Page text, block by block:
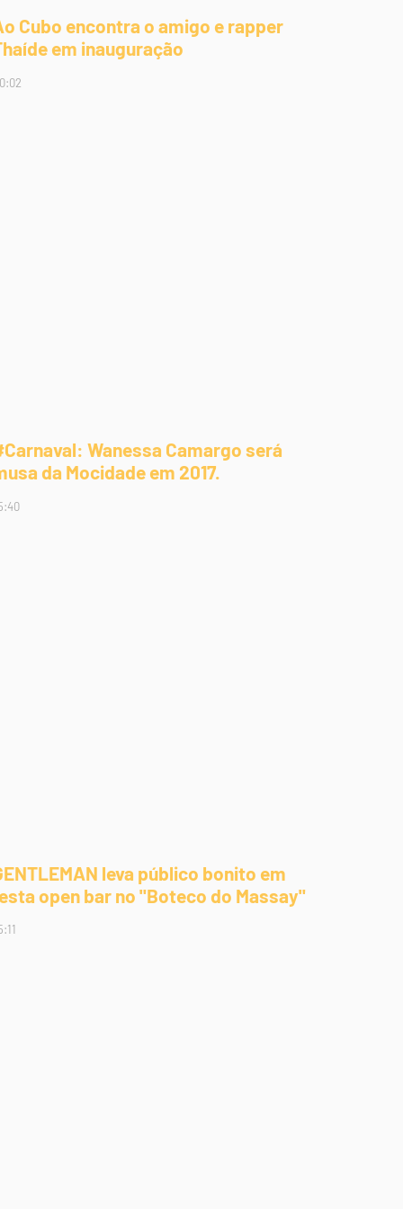
Cubo encontra o amigo e rapper
em inauguração
Wanessa Camargo será
da Mocidade em 2017.
leva público bonito em
open bar no "Boteco do Massay"